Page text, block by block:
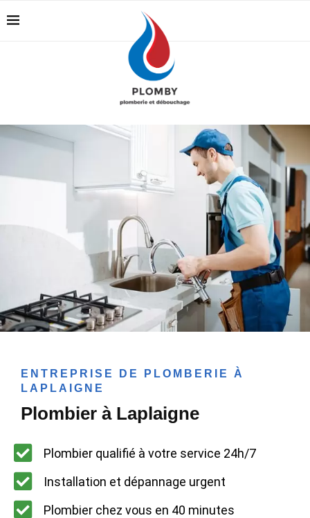
ENTREPRISE DE PLOMBERIE À
LAPLAIGNE
Plombier à Laplaigne
Plombier qualifié à votre service 24h/7
Installation et dépannage urgent
Plombier chez vous en 40 minutes